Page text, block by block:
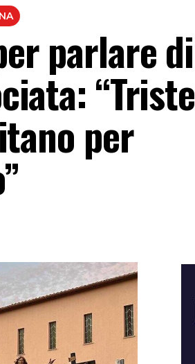
parlare di
“Triste
per